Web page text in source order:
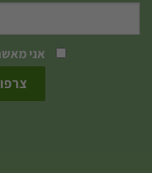
האפשרויות
בעמוד
אני